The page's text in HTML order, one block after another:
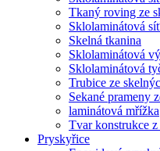
Tkaný roving ze
Sklolaminátová
Skelná tkanina
Sklolaminátová
Sklolaminátová
Trubice ze
Sekané prameny
laminátová mřížka
Tvar konstrukce
Pryskyřice